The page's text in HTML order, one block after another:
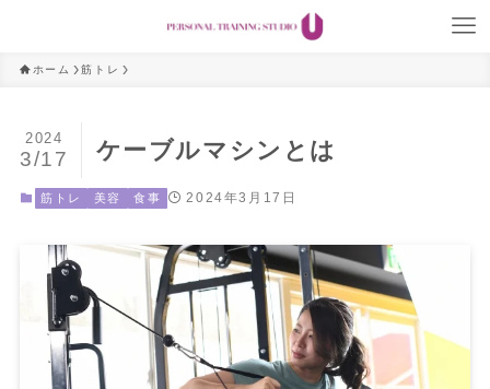
ホーム 筋トレ
ケーブルマシンとは
2024
3/17
筋トレ 美容 食事 2024年3月17日